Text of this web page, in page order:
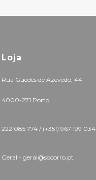
Loja
Rua Guedes de Azevedo, 44
4000-271 Porto
222 085 774 / (+351) 967 199 034
Geral - geral@socorro.pt